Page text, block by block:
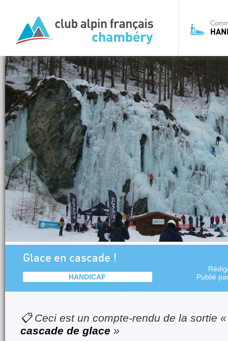
Glace en cascade !
HANDICAF
Publié
📋 Ceci est un compte-rendu de la sortie
cascade de glace »